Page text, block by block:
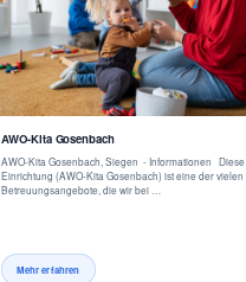
AWO-Kita Gosenbach
AWO-Kita Gosenbach, Siegen - Informationen Diese
Einrichtung (AWO-Kita Gosenbach) ist eine der vielen
Betreuungsangebote, die wir bei …
Mehr erfahren